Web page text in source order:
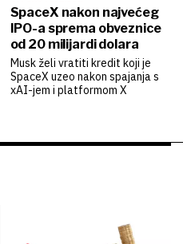
SpaceX nakon najvećeg
IPO-a sprema obveznice
od 20 milijardi dolara
Musk želi vratiti kredit koji je
SpaceX uzeo nakon spajanja s
xAI-jem i platformom X